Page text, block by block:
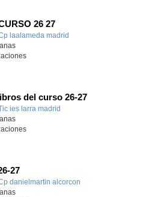
26 27
laalameda madrid
del curso 26-27
ies larra madrid
27
danielmartin alcorcon